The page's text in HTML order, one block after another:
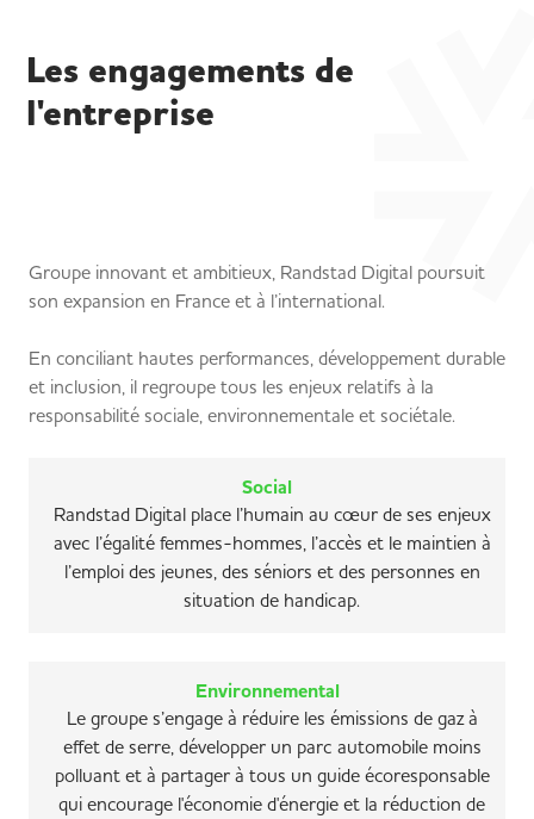
Les engagements de
l'entreprise
Groupe innovant et ambitieux, Randstad Digital poursuit
son expansion en France et à l’international.
En conciliant hautes performances, développement durable
et inclusion, il regroupe tous les enjeux relatifs à la
responsabilité sociale, environnementale et sociétale.
Social
Randstad Digital place l’humain au cœur de ses enjeux
avec l’égalité femmes-hommes, l’accès et le maintien à
l’emploi des jeunes, des séniors et des personnes en
situation de handicap.
Environnemental
Le groupe s’engage à réduire les émissions de gaz à
effet de serre, développer un parc automobile moins
polluant et à partager à tous un guide écoresponsable
qui encourage l'économie d'énergie et la réduction de